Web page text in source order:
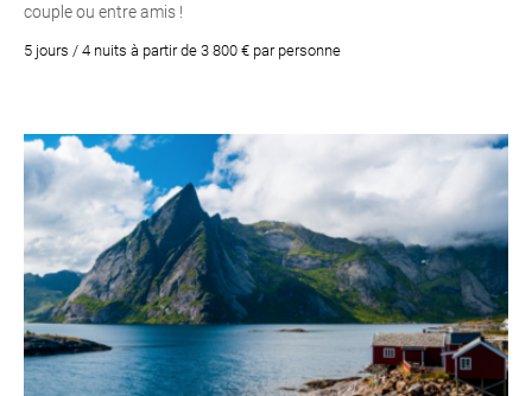
couple ou entre amis !
5 jours / 4 nuits à partir de 3 800 € par personne